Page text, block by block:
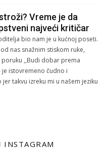
Vreme je da
najveći kritičar
bio nam je u kućnoj poseti.
nas snažnim stiskom ruke,
,,Budi dobar prema
je istovremeno čudno i
takvu izreku mi u našem jeziku
INSTAGRAM